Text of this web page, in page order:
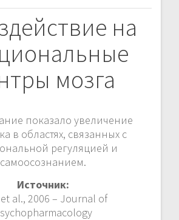
на
мозга
показало увеличение
в областях, связанных с
регуляцией и
самоосознанием.
Источник:
et al., 2006 – Journal of